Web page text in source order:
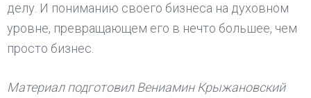
делу. И пониманию своего бизнеса на духовном
уровне, превращающем его в нечто большее, чем
просто бизнес.
Материал подготовил Вениамин Крыжановский